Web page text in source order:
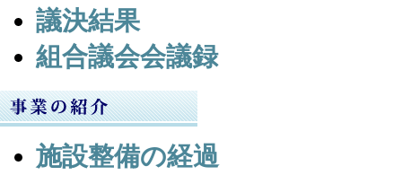
議決結果
組合議会会議録
施設整備の経過